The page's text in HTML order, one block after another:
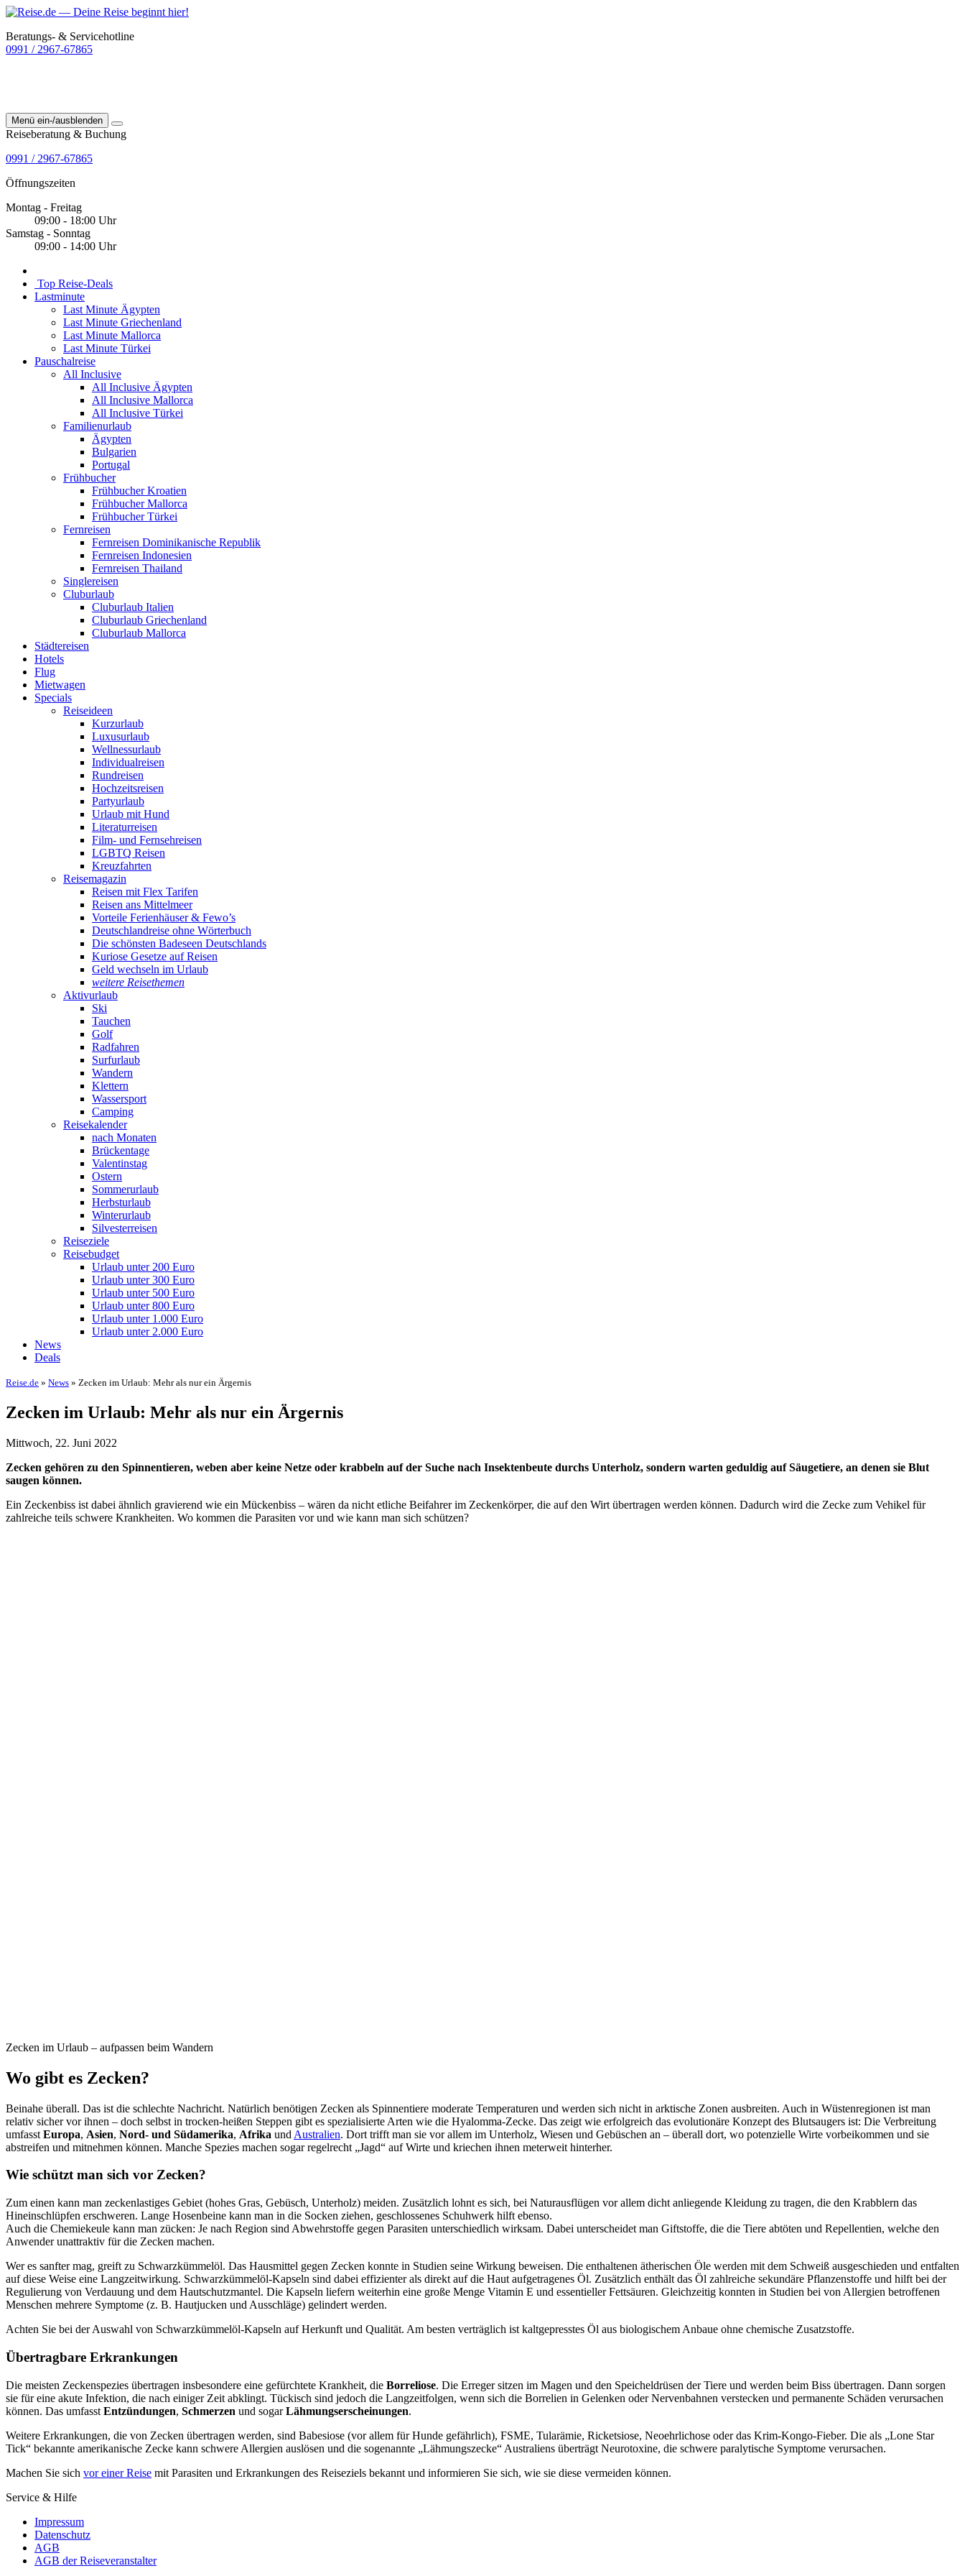
Beratungs- & Servicehotline
0991 / 2967-67865
Menü ein-/ausblenden
Reiseberatung & Buchung
0991 / 2967-67865
Öffnungszeiten
Montag - Freitag
09:00 - 18:00 Uhr
Samstag - Sonntag
09:00 - 14:00 Uhr
Top Reise-Deals
Lastminute
Last Minute Ägypten
Last Minute Griechenland
Last Minute Mallorca
Last Minute Türkei
Pauschalreise
All Inclusive
All Inclusive Ägypten
All Inclusive Mallorca
All Inclusive Türkei
Familienurlaub
Ägypten
Bulgarien
Portugal
Frühbucher
Frühbucher Kroatien
Frühbucher Mallorca
Frühbucher Türkei
Fernreisen
Fernreisen Dominikanische Republik
Fernreisen Indonesien
Fernreisen Thailand
Singlereisen
Cluburlaub
Cluburlaub Italien
Cluburlaub Griechenland
Cluburlaub Mallorca
Städtereisen
Hotels
Flug
Mietwagen
Specials
Reiseideen
Kurzurlaub
Luxusurlaub
Wellnessurlaub
Individualreisen
Rundreisen
Hochzeitsreisen
Partyurlaub
Urlaub mit Hund
Literaturreisen
Film- und Fernsehreisen
LGBTQ Reisen
Kreuzfahrten
Reisemagazin
Reisen mit Flex Tarifen
Reisen ans Mittelmeer
Vorteile Ferienhäuser & Fewo’s
Deutschlandreise ohne Wörterbuch
Die schönsten Badeseen Deutschlands
Kuriose Gesetze auf Reisen
Geld wechseln im Urlaub
weitere Reisethemen
Aktivurlaub
Ski
Tauchen
Golf
Radfahren
Surfurlaub
Wandern
Klettern
Wassersport
Camping
Reisekalender
nach Monaten
Brückentage
Valentinstag
Ostern
Sommerurlaub
Herbsturlaub
Winterurlaub
Silvesterreisen
Reiseziele
Reisebudget
Urlaub unter 200 Euro
Urlaub unter 300 Euro
Urlaub unter 500 Euro
Urlaub unter 800 Euro
Urlaub unter 1.000 Euro
Urlaub unter 2.000 Euro
News
Deals
Reise.de » News » Zecken im Urlaub: Mehr als nur ein Ärgernis
Zecken im Urlaub: Mehr als nur ein Ärgernis
Mittwoch, 22. Juni 2022
Zecken gehören zu den Spinnentieren, weben aber keine Netze oder krabbeln auf der Suche nach Insektenbeute durchs Unterholz, sondern warten geduldig auf Säugetiere, an denen sie Blut
saugen können.
Ein Zeckenbiss ist dabei ähnlich gravierend wie ein Mückenbiss – wären da nicht etliche Beifahrer im Zeckenkörper, die auf den Wirt übertragen werden können. Dadurch wird die Zecke zum Vehikel für
zahlreiche teils schwere Krankheiten. Wo kommen die Parasiten vor und wie kann man sich schützen?
Zecken im Urlaub – aufpassen beim Wandern
Wo gibt es Zecken?
Beinahe überall. Das ist die schlechte Nachricht. Natürlich benötigen Zecken als Spinnentiere moderate Temperaturen und werden sich nicht in arktische Zonen ausbreiten. Auch in Wüstenregionen ist man
relativ sicher vor ihnen – doch selbst in trocken-heißen Steppen gibt es spezialisierte Arten wie die Hyalomma-Zecke. Das zeigt wie erfolgreich das evolutionäre Konzept des Blutsaugers ist: Die Verbreitung
umfasst Europa, Asien, Nord- und Südamerika, Afrika und Australien. Dort trifft man sie vor allem im Unterholz, Wiesen und Gebüschen an – überall dort, wo potenzielle Wirte vorbeikommen und sie
abstreifen und mitnehmen können. Manche Spezies machen sogar regelrecht „Jagd“ auf Wirte und kriechen ihnen meterweit hinterher.
Wie schützt man sich vor Zecken?
Zum einen kann man zeckenlastiges Gebiet (hohes Gras, Gebüsch, Unterholz) meiden. Zusätzlich lohnt es sich, bei Naturausflügen vor allem dicht anliegende Kleidung zu tragen, die den Krabblern das
Hineinschlüpfen erschweren. Lange Hosenbeine kann man in die Socken ziehen, geschlossenes Schuhwerk hilft ebenso.
Auch die Chemiekeule kann man zücken: Je nach Region sind Abwehrstoffe gegen Parasiten unterschiedlich wirksam. Dabei unterscheidet man Giftstoffe, die die Tiere abtöten und Repellentien, welche den
Anwender unattraktiv für die Zecken machen.
Wer es sanfter mag, greift zu Schwarzkümmelöl. Das Hausmittel gegen Zecken konnte in Studien seine Wirkung beweisen. Die enthaltenen ätherischen Öle werden mit dem Schweiß ausgeschieden und entfalten
auf diese Weise eine Langzeitwirkung. Schwarzkümmelöl-Kapseln sind dabei effizienter als direkt auf die Haut aufgetragenes Öl. Zusätzlich enthält das Öl zahlreiche sekundäre Pflanzenstoffe und hilft bei der
Regulierung von Verdauung und dem Hautschutzmantel. Die Kapseln liefern weiterhin eine große Menge Vitamin E und essentieller Fettsäuren. Gleichzeitig konnten in Studien bei von Allergien betroffenen
Menschen mehrere Symptome (z. B. Hautjucken und Ausschläge) gelindert werden.
Achten Sie bei der Auswahl von Schwarzkümmelöl-Kapseln auf Herkunft und Qualität. Am besten verträglich ist kaltgepresstes Öl aus biologischem Anbaue ohne chemische Zusatzstoffe.
Übertragbare Erkrankungen
Die meisten Zeckenspezies übertragen insbesondere eine gefürchtete Krankheit, die Borreliose. Die Erreger sitzen im Magen und den Speicheldrüsen der Tiere und werden beim Biss übertragen. Dann sorgen
sie für eine akute Infektion, die nach einiger Zeit abklingt. Tückisch sind jedoch die Langzeitfolgen, wenn sich die Borrelien in Gelenken oder Nervenbahnen verstecken und permanente Schäden verursachen
können. Das umfasst Entzündungen, Schmerzen und sogarLähmungserscheinungen.
Weitere Erkrankungen, die von Zecken übertragen werden, sind Babesiose (vor allem für Hunde gefährlich), FSME, Tularämie, Ricketsiose, Neoehrlichose oder das Krim-Kongo-Fieber. Die als „Lone Star
Tick“ bekannte amerikanische Zecke kann schwere Allergien auslösen und die sogenannte „Lähmungszecke“ Australiens überträgt Neurotoxine, die schwere paralytische Symptome verursachen.
Machen Sie sich vor einer Reise mit Parasiten und Erkrankungen des Reiseziels bekannt und informieren Sie sich, wie sie diese vermeiden können.
Service & Hilfe
Impressum
Datenschutz
AGB
AGB der Reiseveranstalter